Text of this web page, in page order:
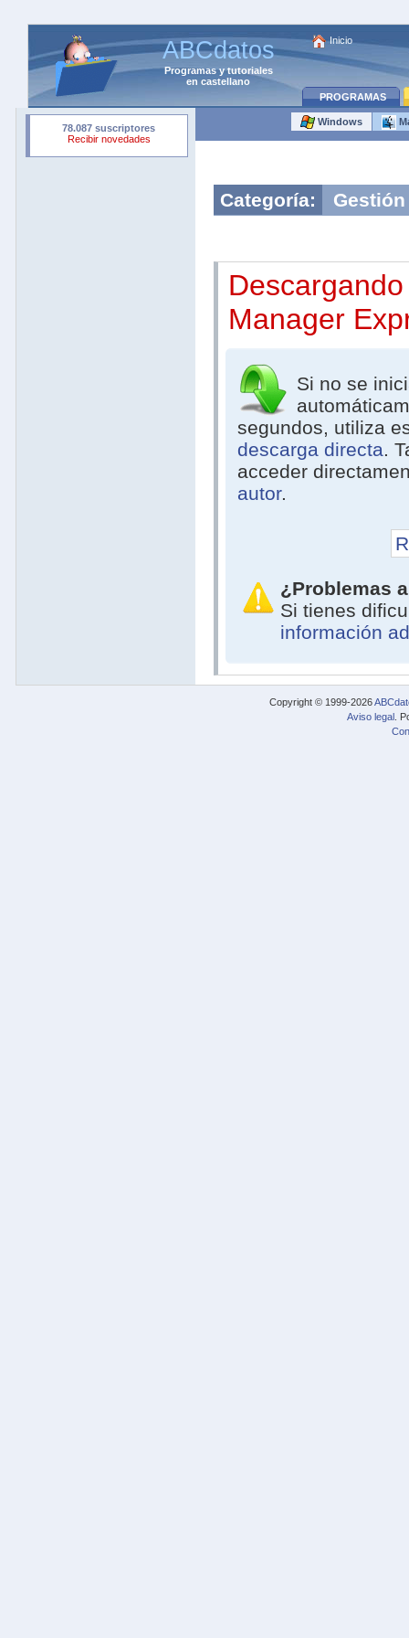
ABCdatos
Programasytutoriales
en castellano
Inicio
PROGRAMAS
Windows
Categoría: Gestión
Manager
Si no se
segundos, utiliza
descarga directa.
acceder
autor.
¿Problemas
Si tienes
información
Copyright © 1999-2026
Aviso legal .